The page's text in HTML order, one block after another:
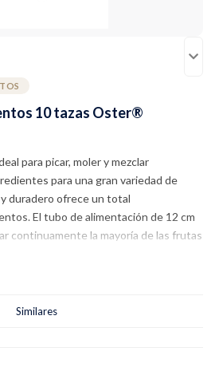
10 tazas Oster®
para picar, moler y mezclar
para una gran variedad de
duradero ofrece un total
El tubo de alimentación de 12 cm
continuamente la mayoría de las frutas
homogéneos con
Similares